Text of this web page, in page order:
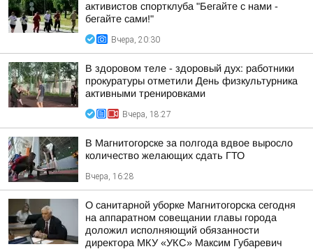
активистов спортклуба "Бегайте с нами -
бегайте сами!"
Вчера, 20:30
В здоровом теле - здоровый дух: работники
прокуратуры отметили День физкультурника
активными тренировками
Вчера, 18:27
В Магнитогорске за полгода вдвое выросло
количество желающих сдать ГТО
Вчера, 16:28
О санитарной уборке Магнитогорска сегодня
на аппаратном совещании главы города
доложил исполняющий обязанности
директора МКУ «УКС» Максим Губаревич